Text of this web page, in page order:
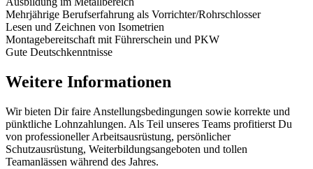
Mehrjährige Berufserfahrung als Vorrichter/Rohrschlosser
Lesen und Zeichnen von Isometrien
Montagebereitschaft mit Führerschein und PKW
Gute Deutschkenntnisse
Weitere Informationen
Wir bieten Dir faire Anstellungsbedingungen sowie korrekte und
pünktliche Lohnzahlungen. Als Teil unseres Teams profitierst Du
von professioneller Arbeitsausrüstung, persönlicher
Schutzausrüstung, Weiterbildungsangeboten und tollen
Teamanlässen während des Jahres.